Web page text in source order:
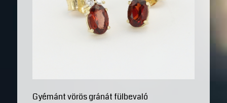
Gyémánt vörös gránát fülbevaló